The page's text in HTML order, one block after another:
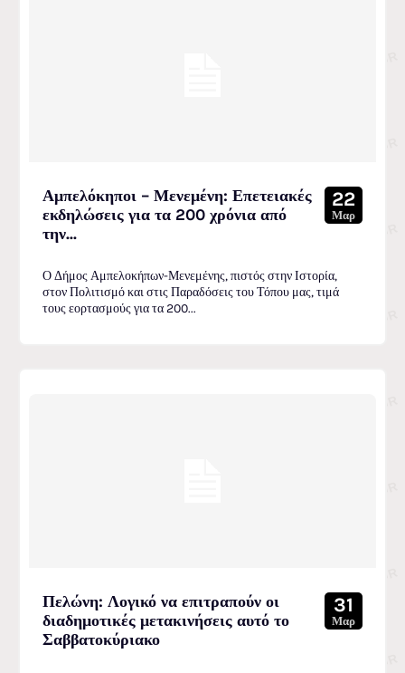
Αμπελόκηποι – Μενεμένη: Επετειακές
εκδηλώσεις για τα 200 χρόνια από
την...
22
Μαρ
Ο Δήμος Αμπελοκήπων-Μενεμένης, πιστός στην Ιστορία,
στον Πολιτισμό και στις Παραδόσεις του Τόπου μας, τιμά
τους εορτασμούς για τα 200...
Πελώνη: Λογικό να επιτραπούν οι
διαδημοτικές μετακινήσεις αυτό το
Σαββατοκύριακο
31
Μαρ